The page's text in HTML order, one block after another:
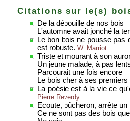
Citations sur le(s)
De la dépouille de nos bois
L'automne avait jonché la
Le bon bois ne pousse pas
est robuste. W. Marriot
Triste et mourant à son
Un jeune malade, à pas
Parcourait une fois encore
Le bois cher à ses premiers
La poésie est à la vie ce
Pierre Reverdy
Ecoute, bûcheron, arrête un
Ce ne sont pas des bois